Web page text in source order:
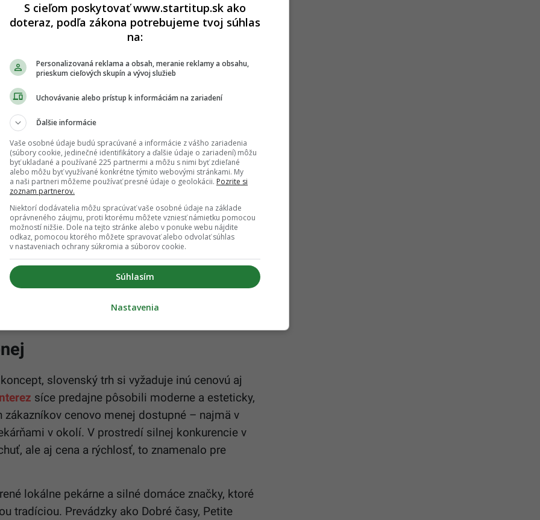
sieťam s vyše 130-ročnou
v roku 2022 s ambíciou osloviť zákazníkov
dizajnovými prevádzkami. Zákazníkov lákala na
priestory.
prvú predajňu v obchodnom centre Nivy a
bolo aj rozširovanie cez franšízový model.
jednorodičom: Prilepšia si tisíce
rodín
slovenský trh si vyžaduje inú cenovú aj
síce predajne pôsobili moderne a esteticky,
cenovo menej dostupné – najmä v
v okolí. V prostredí silnej konkurencie v
ale aj cena a rýchlosť, to znamenalo pre
lokálne pekárne a silné domáce značky, ktoré
tradíciou. Prevádzky ako Dobré časy, Petite
S cieľom poskytovať www.startitup.sk ako
doteraz, podľa zákona potrebujeme tvoj súhlas
na:
Personalizovaná reklama a obsah, meranie reklamy a obsahu,
prieskum cieľových skupín a vývoj služieb
Uchovávanie alebo prístup k informáciám na zariadení
Ďalšie informácie
Vaše osobné údaje budú spracúvané a informácie z vášho zariadenia
(súbory cookie, jedinečné identifikátory a ďalšie údaje o zariadení) môžu
byť ukladané a používané 225 partnermi a môžu s nimi byť zdieľané
alebo môžu byť využívané konkrétne týmito webovými stránkami. My
a naši partneri môžeme používať presné údaje o geolokácii. Pozrite si
zoznam partnerov.
Niektorí dodávatelia môžu spracúvať vaše osobné údaje na základe
oprávneného záujmu, proti ktorému môžete vzniesť námietku pomocou
možností nižšie. Dole na tejto stránke alebo v ponuke webu nájdite
odkaz, pomocou ktorého môžete spravovať alebo odvolať súhlas
v nastaveniach ochrany súkromia a súborov cookie.
Súhlasím
Nastavenia